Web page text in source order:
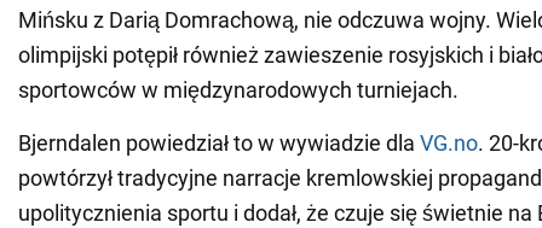
Mińsku z Darią Domrachową, nie odczuwa wojny.
olimpijski potępił również zawieszenie rosyjskich i
sportowców w międzynarodowych turniejach.
Bjerndalen powiedział to w wywiadzie dla VG.no. 20-
powtórzył tradycyjne narracje kremlowskiej
upolitycznienia sportu i dodał, że czuje się świetnie na